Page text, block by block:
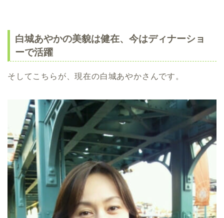
白城あやかの美貌は健在、今はディナーショ
ーで活躍
そしてこちらが、現在の白城あやかさんです。